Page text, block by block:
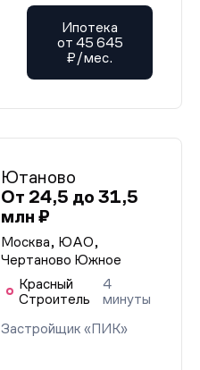
Ипотека
от 45 645
₽/мес.
Ютаново
От 24,5 до 31,5
млн ₽
Москва, ЮАО,
Чертаново Южное
Красный
Строитель
4
минуты
Застройщик «ПИК»